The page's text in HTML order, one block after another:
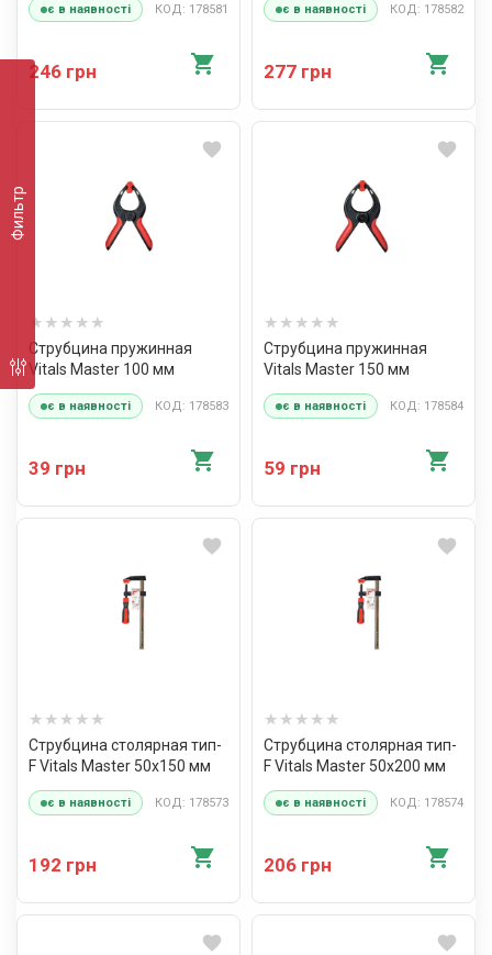
Фильтр
є в наявності КОД: 178581
246 грн
є в наявності КОД: 178582
277 грн
Струбцина пружинная
Vitals Master 100 мм
є в наявності КОД: 178583
39 грн
Струбцина пружинная
Vitals Master 150 мм
є в наявності КОД: 178584
59 грн
Струбцина столярная тип-
F Vitals Master 50х150 мм
є в наявності КОД: 178573
192 грн
Струбцина столярная тип-
F Vitals Master 50х200 мм
є в наявності КОД: 178574
206 грн